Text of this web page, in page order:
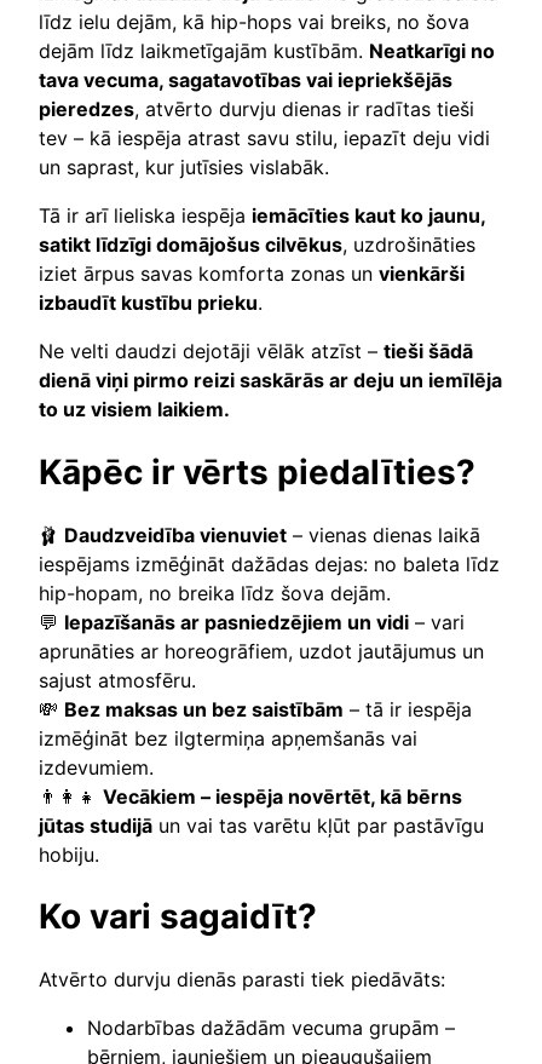
līdz ielu dejām, kā hip-hops vai breiks, no šova
dejām līdz laikmetīgajām kustībām. Neatkarīgi no
tava vecuma, sagatavotības vai iepriekšējās
pieredzes, atvērto durvju dienas ir radītas tieši
tev – kā iespēja atrast savu stilu, iepazīt deju vidi
un saprast, kur jutīsies vislabāk.
Tā ir arī lieliska iespēja iemācīties kaut ko jaunu,
satikt līdzīgi domājošus cilvēkus, uzdrošināties
iziet ārpus savas komforta zonas un vienkārši
izbaudīt kustību prieku.
Ne velti daudzi dejotāji vēlāk atzīst – tieši šādā
dienā viņi pirmo reizi saskārās ar deju un iemīlēja
to uz visiem laikiem.
Kāpēc ir vērts piedalīties?
🩰 Daudzveidība vienuviet – vienas dienas laikā
iespējams izmēģināt dažādas dejas: no baleta līdz
hip-hopam, no breika līdz šova dejām.
💬 Iepazīšanās ar pasniedzējiem un vidi – vari
aprunāties ar horeogrāfiem, uzdot jautājumus un
sajust atmosfēru.
💸 Bez maksas un bez saistībām – tā ir iespēja
izmēģināt bez ilgtermiņa apņemšanās vai
izdevumiem.
👨‍👩‍👧 Vecākiem – iespēja novērtēt, kā bērns
jūtas studijā un vai tas varētu kļūt par pastāvīgu
hobiju.
Ko vari sagaidīt?
Atvērto durvju dienās parasti tiek piedāvāts:
Nodarbības dažādām vecuma grupām –
bērniem, jauniešiem un pieaugušajiem